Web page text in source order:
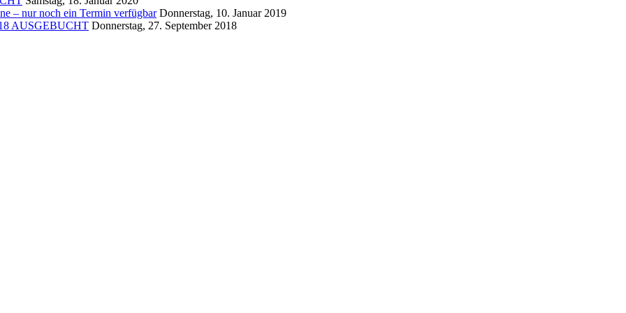
– nur noch ein Termin verfügbar Donnerstag, 10. Januar 2019
AUSGEBUCHT Donnerstag, 27. September 2018